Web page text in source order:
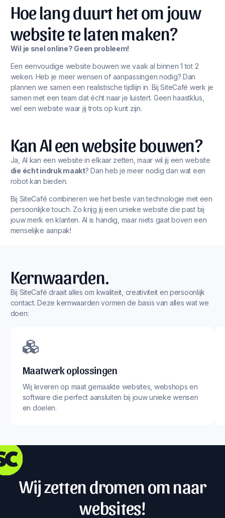
Hoe lang duurt het om jouw
website te laten maken?
Wil je snel online? Geen probleem!
Een eenvoudige website bouwen we vaak al binnen 1 tot 2
weken. Heb je meer wensen of aanpassingen nodig? Dan
plannen we samen een realistische tijdlijn in. Bij SiteCafé werk je
samen met een team dat écht naar je luistert. Geen haastklus,
wel een website waar jij trots op kunt zijn.
Kan AI een website bouwen?
Ja, AI kan een website in elkaar zetten, maar wil jij een website
die écht indruk maakt? Dan heb je meer nodig dan wat een
robot kan bieden.
Bij SiteCafé combineren we het beste van technologie met een
persoonlijke touch. Zo krijg jij een unieke website die past bij
jouw merk en klanten. AI is handig, maar niets gaat boven een
menselijke aanpak!
Kernwaarden.
Bij SiteCafé draait alles om kwaliteit, creativiteit en persoonlijk
contact. Deze kernwaarden vormen de basis van alles wat we
doen:
Maatwerk oplossingen
Wij leveren op maat gemaakte websites, webshops en
software die perfect aansluiten bij jouw unieke wensen
en doelen.
Wij zetten dromen om naar
websites!